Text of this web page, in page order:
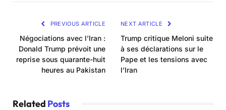
PREVIOUS ARTICLE
Négociations avec l’Iran :
Donald Trump prévoit une
reprise sous quarante-huit
heures au Pakistan
NEXT ARTICLE
Trump critique Meloni suite
à ses déclarations sur le
Pape et les tensions avec
l’Iran
Related Posts